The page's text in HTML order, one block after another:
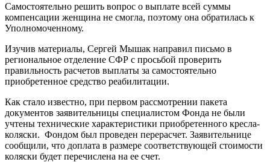
Самостоятельно решить вопрос о выплате всей суммы
компенсации женщина не смогла, поэтому она обратилась к
Уполномоченному.
Изучив материалы, Сергей Мышак направил письмо в
региональное отделение СФР с просьбой проверить
правильность расчетов выплаты за самостоятельно
приобретенное средство реабилитации.
Как стало известно, при первом рассмотрении пакета
документов заявительницы специалистом Фонда не были
учтены технические характеристики приобретенного кресла-
коляски. Фондом был проведен перерасчет. Заявительнице
сообщили, что доплата в размере соответствующей стоимости
коляски будет перечислена на ее счет.